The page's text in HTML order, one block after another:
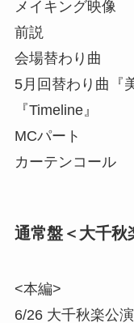
メイキング映像
前説
会場替わり曲
5月回替わり曲『
『Timeline』
MCパート
カーテンコール
通常盤＜大千秋
<本編>
6/26 大千秋楽公演